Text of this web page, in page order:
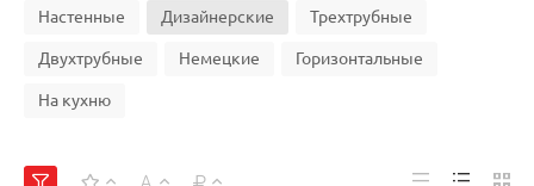
Настенные Дизайнерские Трехтрубные
Двухтрубные Немецкие Горизонтальные
На кухню